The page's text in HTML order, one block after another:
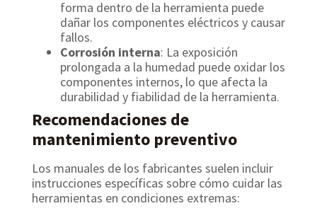
forma dentro de la herramienta puede
dañar los componentes eléctricos y causar
fallos.
Corrosión interna: La exposición
prolongada a la humedad puede oxidar los
componentes internos, lo que afecta la
durabilidad y fiabilidad de la herramienta.
Recomendaciones de
mantenimiento preventivo
Los manuales de los fabricantes suelen incluir
instrucciones específicas sobre cómo cuidar las
herramientas en condiciones extremas: